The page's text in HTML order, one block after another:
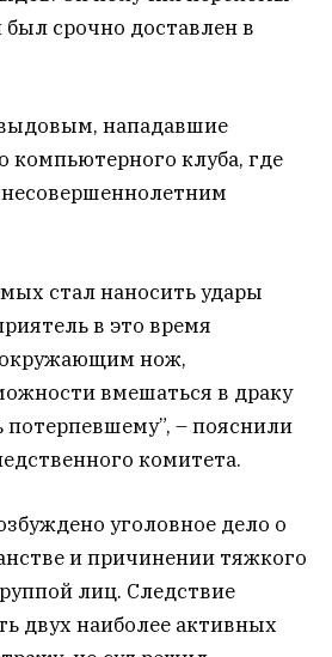
был срочно доставлен в
нападавшие
компьютерного клуба, где
стал наносить удары
в это время
нож,
вмешаться в драку
– пояснили
комитета.
уголовное дело о
и причинении тяжкого
лиц. Следствие
двух наиболее активных